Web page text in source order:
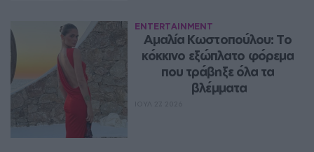
ENTERTAINMENT
Αμαλία Κωστοπούλου: Το
κόκκινο εξώπλατο φόρεμα
που τράβηξε όλα τα
βλέμματα